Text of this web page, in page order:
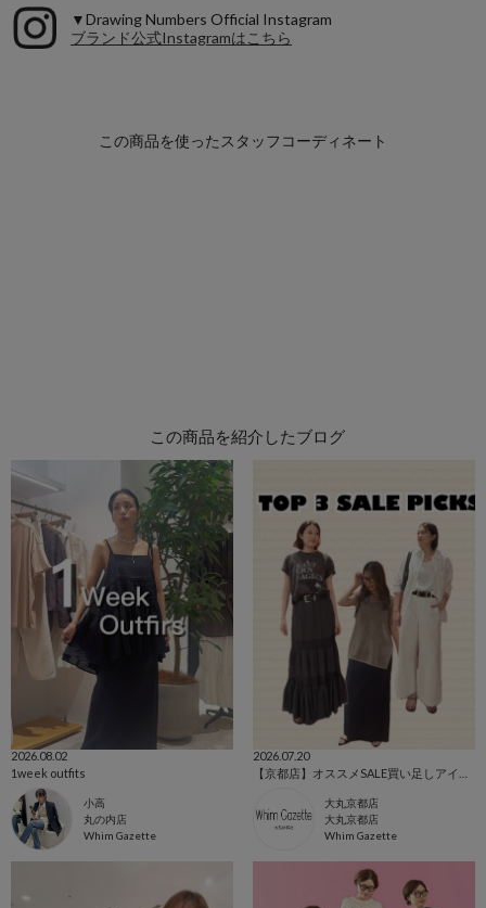
▼Drawing Numbers Official Instagram
ブランド公式Instagramはこちら
この商品を紹介したブログ
2026.08.02
1week outfits
小高
丸の内店
Whim Gazette
2026.07.20
大丸京都店
大丸京都店
Whim Gazette